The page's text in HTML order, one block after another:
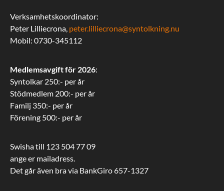
Verksamhetskoordinator:
Peter Lilliecrona, peter.lilliecrona@syntolkning.nu
Mobil: 0730-345112
Medlemsavgift för 2026:
Syntolkar 250:- per år
Stödmedlem 200:- per år
Familj 350:- per år
Förening 500:- per år
Swisha till 123 504 77 09
ange er mailadress.
Det går även bra via BankGiro 657-1327